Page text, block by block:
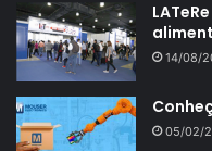
14/08/
05/02/